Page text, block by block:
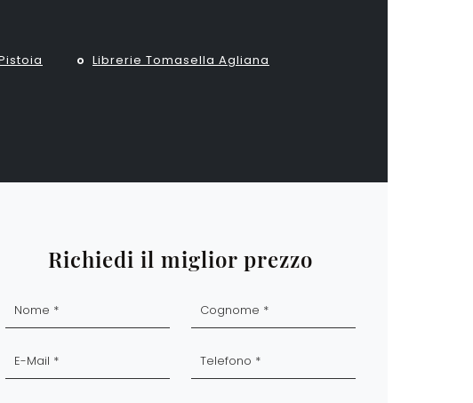
Librerie Tomasella Agliana
Richiedi il miglior prezzo